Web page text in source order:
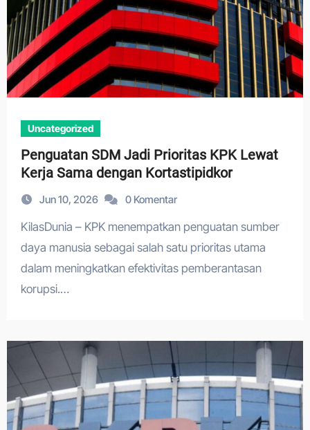
Uncategorized
Penguatan SDM Jadi Prioritas KPK Lewat
Kerja Sama dengan Kortastipidkor
Jun 10, 2026 0 Komentar
KilasDunia – KPK menempatkan penguatan sumber
daya manusia sebagai salah satu prioritas utama
dalam meningkatkan efektivitas pemberantasan
korupsi.…